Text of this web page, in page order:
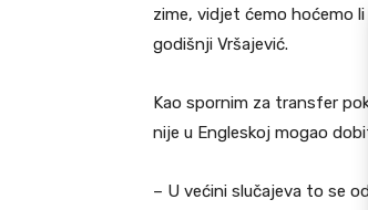
zime, vidjet ćemo hoćemo
godišnji Vršajević.
Kao spornim za transfer
nije u Engleskoj mogao
– U većini slučajeva to se